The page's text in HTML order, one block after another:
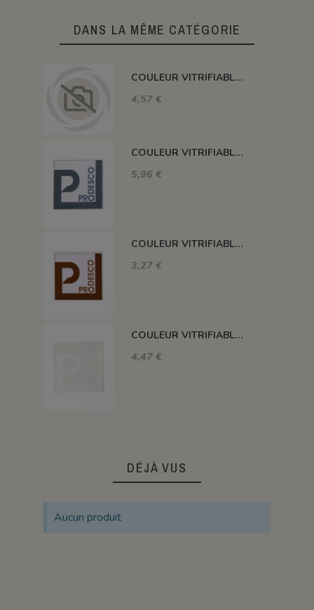
DANS LA MÊME CATÉGORIE
COULEUR VITRIFIABLE DÉCOR SANS PLOMB JAUNE VA105
4,57 €
COULEUR VITRIFIABLE DÉCOR SANS PLOMB GRIS VA116
5,96 €
COULEUR VITRIFIABLE DÉCOR SANS PLOMB CHOCOLAT VA109
3,27 €
COULEUR VITRIFIABLE DÉCOR SANS PLOMB BLANC VA103
4,47 €
DÉJÀ VUS
Aucun produit